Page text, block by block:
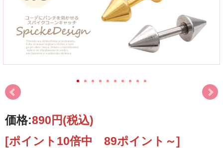
価格:890円(税込)
[ポイント10倍中 89ポイント～]